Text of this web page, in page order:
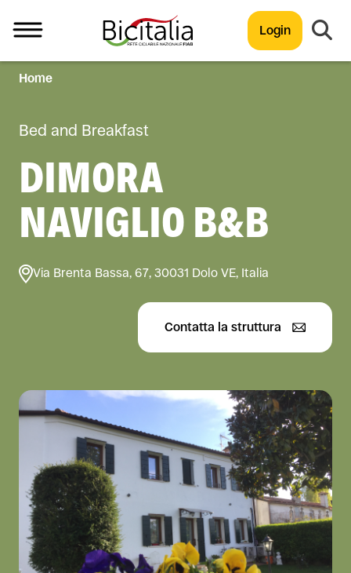
Login
TUTTO
Home
Bed and Breakfast
DIMORA
NAVIGLIO B&B
Via Brenta Bassa, 67, 30031 Dolo VE, Italia
Contatta la struttura